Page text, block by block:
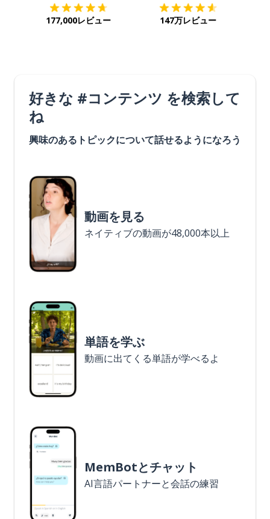
177,000レビュー 147万レビュー
好きな #コンテンツ を検索して
ね
興味のあるトピックについて話せるようになろう
動画を見る
ネイティブの動画が48,000本以上
単語を学ぶ
動画に出てくる単語が学べるよ
MemBotとチャット
AI言語パートナーと会話の練習